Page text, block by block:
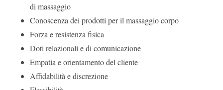
di massaggio
Conoscenza dei prodotti per il massaggio corpo
Forza e resistenza fisica
Doti relazionali e di comunicazione
Empatia e orientamento del cliente
Affidabilità e discrezione